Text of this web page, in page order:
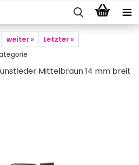
weiter »
Letzter »
Mittelbraun 14 mm breit